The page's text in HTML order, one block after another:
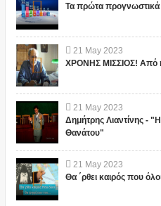
Τα πρώτα προγνωστικά
21 May 2023
ΧΡΟΝΗΣ ΜΙΣΣΙΟΣ! Από
21 May 2023
Δημήτρης Λιαντίνης -
Θανάτου"
21 May 2023
Θα ΄ρθει καιρός που